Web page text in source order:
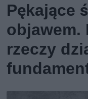
Pękające
objawem.
rzeczy